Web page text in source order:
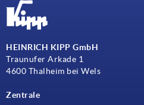
HEINRICH KIPP GmbH
Traunufer Arkade 1
4600 Thalheim bei Wels
Zentrale